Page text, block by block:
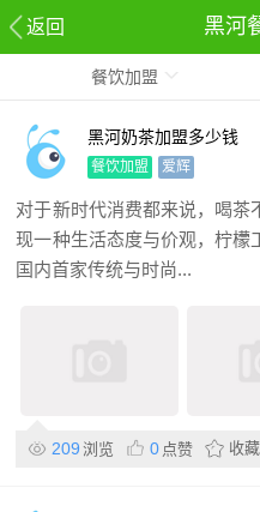
返回 黑河
餐饮加盟
黑河奶茶加盟多少钱
餐饮加盟 爱辉
对于新时代消费都来说，喝茶
现一种生活态度与价观，柠檬
国内首家传统与时尚...
209 浏览 0 点赞 收藏